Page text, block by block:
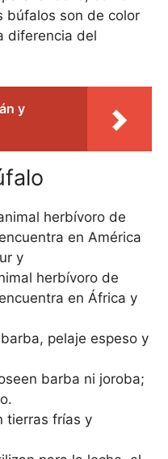
búfalos son de color
diferencia del
y
herbívoro de
en América
y
herbívoro de
en África y
pelaje espeso y
barba ni joroba;
tierras frías y